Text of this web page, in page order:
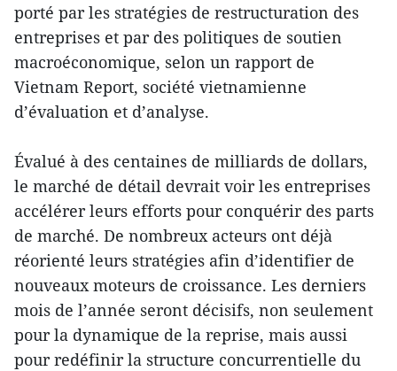
porté par les stratégies de restructuration des
entreprises et par des politiques de soutien
macroéconomique, selon un rapport de
Vietnam Report, société vietnamienne
d’évaluation et d’analyse.
Évalué à des centaines de milliards de dollars,
le marché de détail devrait voir les entreprises
accélérer leurs efforts pour conquérir des parts
de marché. De nombreux acteurs ont déjà
réorienté leurs stratégies afin d’identifier de
nouveaux moteurs de croissance. Les derniers
mois de l’année seront décisifs, non seulement
pour la dynamique de la reprise, mais aussi
pour redéfinir la structure concurrentielle du